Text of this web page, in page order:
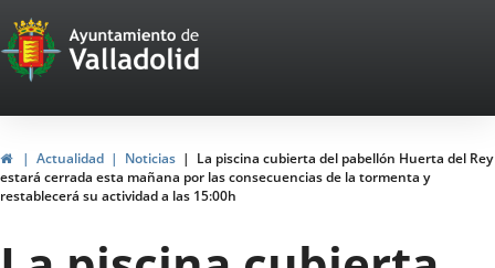
Portal
Web
del
Ayuntamiento
de
Valladolid
InicioActualidad Noticias
La piscina cubierta del pabellón Huerta del Rey
estará cerrada esta mañana por las consecuencias de la tormenta y
restablecerá su actividad a las 15:00h